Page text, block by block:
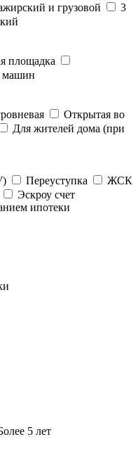
и грузовой
3
площадка
машин
Открытая во
Для жителей дома (при
Переуступка
ЖСК
Эскроу счет
ипотеки
5 лет